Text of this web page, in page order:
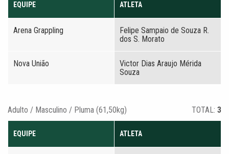
EQUIPE ATLETA
Arena Grappling
Felipe Sampaio de Souza R.
dos S. Morato
Nova União
Victor Dias Araujo Mérida
Souza
Adulto / Masculino / Pluma (61,50kg) TOTAL: 3
EQUIPE ATLETA